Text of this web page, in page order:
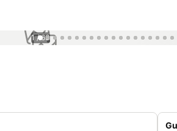
1 / 63